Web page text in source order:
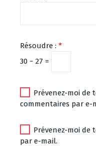
Résoudre : *
30 − 27 =
Prévenez-moi de
commentaires par e-
Prévenez-moi de
par e-mail.